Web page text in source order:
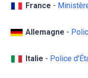
France -
Allemagne -
Italie - Police